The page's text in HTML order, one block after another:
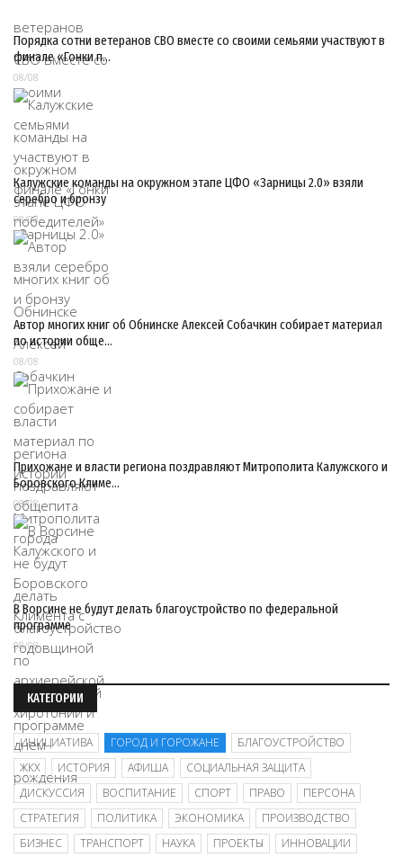
Порядка сотни ветеранов СВО вместе со своими семьями участвуют в
финале «Гонки п…
08/08
Калужские команды на окружном этапе ЦФО «Зарницы 2.0» взяли
серебро и бронзу
08/08
Автор многих книг об Обнинске Алексей Собачкин собирает материал
по истории обще…
08/08
Прихожане и власти региона поздравляют Митрополита Калужского и
Боровского Климе…
08/08
В Ворсине не будут делать благоустройство по федеральной
программе
08/08
КАТЕГОРИИ
ИНИЦИАТИВА ГОРОД И ГОРОЖАНЕ
БЛАГОУСТРОЙСТВО
ЖКХ
ИСТОРИЯ АФИША
СОЦИАЛЬНАЯ ЗАЩИТА
ДИСКУССИЯ
ВОСПИТАНИЕ СПОРТ ПРАВО
ПЕРСОНА
СТРАТЕГИЯ
ПОЛИТИКА ЭКОНОМИКА
ПРОИЗВОДСТВО
БИЗНЕС
ТРАНСПОРТ НАУКА ПРОЕКТЫ
ИННОВАЦИИ